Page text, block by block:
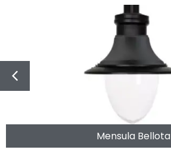
Mensula Bellota